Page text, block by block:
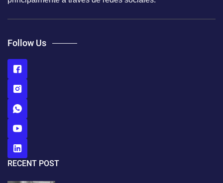
Follow Us
RECENT POST